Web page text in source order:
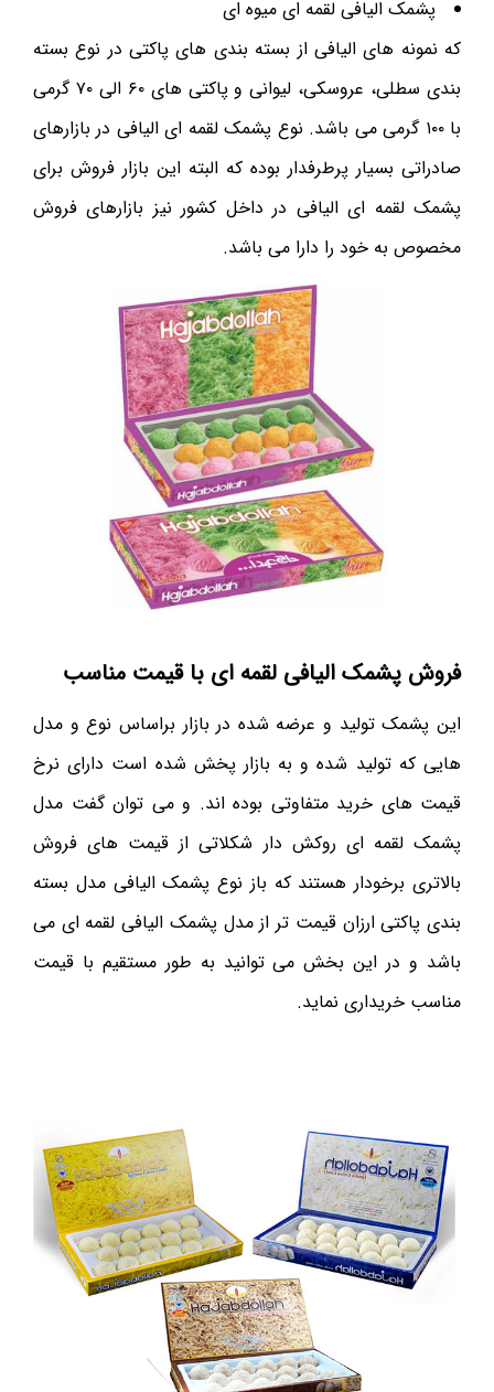
پشمک الیافی لقمه ای میوه ای
که نمونه های الیافی از بسته بندی های پاکتی در نوع بسته
بندی سطلی، عروسکی، لیوانی و پاکتی های ۶۰ الی ۷۰ گرمی
با ۱۰۰ گرمی می باشد. نوع پشمک لقمه ای الیافی در بازارهای
صادراتی بسیار پرطرفدار بوده که البته این بازار فروش برای
پشمک لقمه ای الیافی در داخل کشور نیز بازارهای فروش
مخصوص به خود را دارا می باشد.
فروش پشمک الیافی لقمه ای با قیمت مناسب
این پشمک تولید و عرضه شده در بازار براساس نوع و مدل
هایی که تولید شده و به بازار پخش شده است دارای نرخ
قیمت های خرید متفاوتی بوده اند. و می توان گفت مدل
پشمک لقمه ای روکش دار شکلاتی از قیمت های فروش
بالاتری برخودار هستند که باز نوع پشمک الیافی مدل بسته
بندی پاکتی ارزان قیمت تر از مدل پشمک الیافی لقمه ای می
باشد و در این بخش می توانید به طور مستقیم با قیمت
مناسب خریداری نماید.